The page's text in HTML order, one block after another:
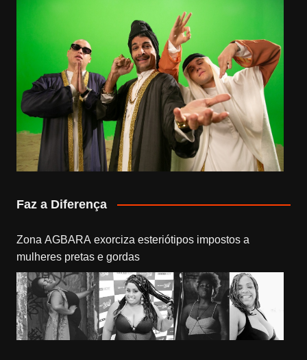
Faz a Diferença
Zona AGBARA exorciza esteriótipos impostos a
mulheres pretas e gordas